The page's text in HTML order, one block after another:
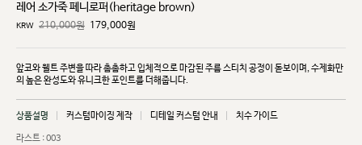
레어 소가죽 페니로퍼(heritage brown)
KRW 210,000원 179,000원
앞코와 웰트 주변을 따라 촘촘하고 입체적으로 마감된 주름 스티치 공정이 돋보이며, 수제화만
의 높은완성도와 유니크한 포인트를 더해줍니다.
상품설명 커스텀마이징 제작 디테일 커스텀 안내 치수 가이드
라스트 : 003